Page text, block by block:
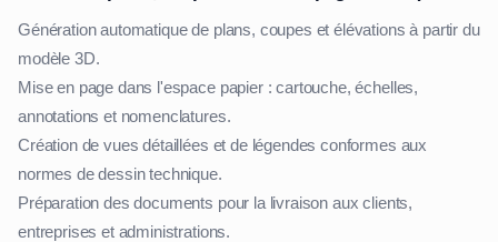
Génération automatique de plans, coupes et élévations à partir du
modèle 3D.
Mise en page dans l'espace papier : cartouche, échelles,
annotations et nomenclatures.
Création de vues détaillées et de légendes conformes aux
normes de dessin technique.
Préparation des documents pour la livraison aux clients,
entreprises et administrations.